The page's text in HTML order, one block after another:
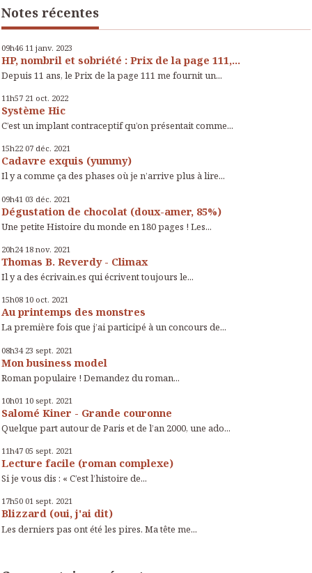
Notes récentes
09h46 11 janv. 2023
HP, nombril et sobriété : Prix de la page 111,...
Depuis 11 ans, le Prix de la page 111 me fournit un...
11h57 21 oct. 2022
Système Hic
C’est un implant contraceptif qu’on présentait comme...
15h22 07 déc. 2021
Cadavre exquis (yummy)
Il y a comme ça des phases où je n’arrive plus à lire...
09h41 03 déc. 2021
Dégustation de chocolat (doux-amer, 85%)
Une petite Histoire du monde en 180 pages ! Les...
20h24 18 nov. 2021
Thomas B. Reverdy - Climax
Il y a des écrivain.es qui écrivent toujours le...
15h08 10 oct. 2021
Au printemps des monstres
La première fois que j’ai participé à un concours de...
08h34 23 sept. 2021
Mon business model
Roman populaire ! Demandez du roman...
10h01 10 sept. 2021
Salomé Kiner - Grande couronne
Quelque part autour de Paris et de l’an 2000, une ado...
11h47 05 sept. 2021
Lecture facile (roman complexe)
Si je vous dis : « C’est l’histoire de...
17h50 01 sept. 2021
Blizzard (oui, j'ai dit)
Les derniers pas ont été les pires. Ma tête me...